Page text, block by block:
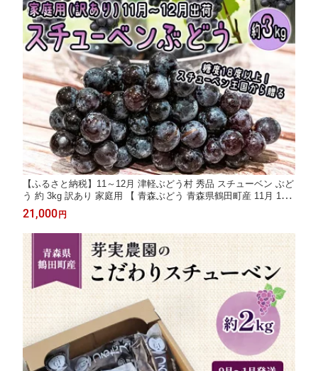
【ふるさと納税】11～12月 津軽ぶどう村 秀品 スチューベン ぶど
う 約 3kg 訳あり 家庭用 【 青森ぶどう 青森県鶴田町産 11月 12月
果物 フルーツ ポリフェノール 甘い 高糖度 美味しい お届け：2
026年11月1日～2026年12月26日
21,000円